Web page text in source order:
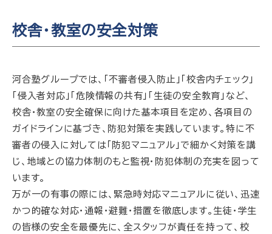
校舎・教室の安全対策
河合塾グループでは、「不審者侵入防止」「校舎内チェック」
「侵入者対応」「危険情報の共有」「生徒の安全教育」など、
校舎・教室の安全確保に向けた基本項目を定め、各項目の
ガイドラインに基づき、防犯対策を実践しています。特に不
審者の侵入に対しては「防犯マニュアル」で細かく対策を講
じ、地域との協力体制のもと監視・防犯体制の充実を図って
います。
万が一の有事の際には、緊急時対応マニュアルに従い、迅速
かつ的確な対応・通報・避難・措置を徹底します。生徒・学生
の皆様の安全を最優先に、全スタッフが責任を持って、校